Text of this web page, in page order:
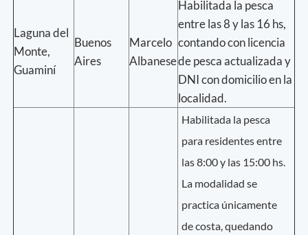
Laguna del
Monte,
Guaminí
Buenos
Aires
Marcelo
Albanese
Habilitada la pesca
entre las 8 y las 16 hs,
contando con licencia
de pesca actualizada y
DNI con domicilio en la
localidad.
Habilitada la pesca
para residentes entre
las 8:00 y las 15:00 hs.
La modalidad se
practica únicamente
de costa, quedando